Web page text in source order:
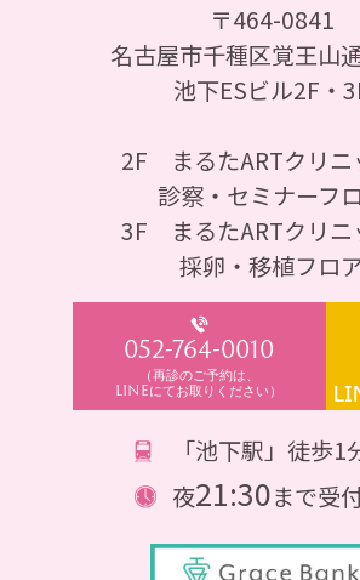
〒464-0841
名古屋市千種区覚王山
池下ESビル2F・
2F まるたARTクリ
診察・セミナーフ
3F まるたARTクリ
採卵・移植フロ
052-764-0010
（再診のご予約は、
LINEにてお取りください）
「池下駅」徒歩1
夜21:30まで受